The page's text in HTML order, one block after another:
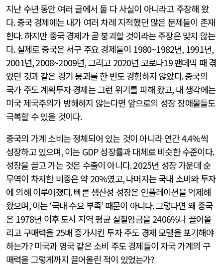
지난 수년 동안 여러 글에서 둘 다 사실이 아니라고 주장해 왔
다.중국 경제에는 내가 여러 차례 지적했던 많은 문제들이 존재
한다.하지만 중국 경제가 곧 붕괴할 것이라는 주장은 맞지 않는
다.실제로 중국은 서구 주요 경제들이 1980~1982년, 1991년,
2001년, 2008~2009년,그리고 2020년 코로나19팬데믹 때 겪
었던 것과 같은 경기 붕괴를 한 번도 경험하지 않았다.중국의
국가 주도 계획투자 경제는 그런 위기를 피해 왔고, 내 생각에는
미국 제국주의가 방해하지 않는다면 앞으로의 성장 장애물들도
극복할 수 있을 것이다.
중국의 가계 소비는 정체되어 있는 것이 아니라 연간4.4%씩
성장하고 있으며,이는 GDP성장률과 대체로 비슷한 수준이다.
성장을 끌고 가는 것은 수출이 아니다. 2025년 성장 가운데 순
무역이 차지한 비중은 약 20%였고,나머지는 국내 소비와 투자
에 의해 이루어졌다.빠른 생산성 성장은 인플레이션을 억제해
왔으며,이는 ‘국내 수요 부족’ 때문이 아니다.그렇다면 왜 중국
은 1978년 이후 도시 지역 평균 실질임금을2406%나 끌어올
리고 구매력을 25배 증가시킨 투자 주도 경제 모델을 포기해야
하는가?미국과 영국 같은 소비 주도 경제들이 자국 가계의 구
매력을 그렇게까지 끌어올린 적이 있었는가?